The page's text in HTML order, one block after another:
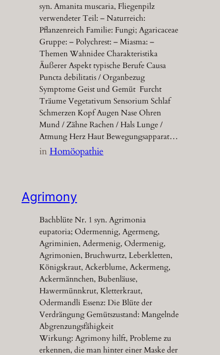
syn. Amanita muscaria, Fliegenpilz
verwendeter Teil: – Naturreich:
Pflanzenreich Familie: Fungi; Agaricaceae
Gruppe: – Polychrest: – Miasma: –
Themen Wahnidee Charakteristika
Äußerer Aspekt typische Berufe Causa
Puncta debilitatis / Organbezug
Symptome Geist und Gemüt Furcht
Träume Vegetativum Sensorium Schlaf
Schmerzen Kopf Augen Nase Ohren
Mund / Zähne Rachen / Hals Lunge /
Atmung Herz Haut Bewegungsapparat…
inHomöopathie
Agrimony
Bachblüte Nr. 1 syn. Agrimonia
eupatoria; Odermennig, Agermeng,
Agriminien, Adermenig, Odermenig,
Agrimonien, Bruchwurtz, Leberkletten,
Königskraut, Ackerblume, Ackermeng,
Ackermännchen, Bubenläuse,
Hawermünnkrut, Kletterkraut,
Odermandli Essenz: Die Blüte der
Verdrängung Gemütszustand: Mangelnde
Abgrenzungsfähigkeit
Wirkung: Agrimony hilft, Probleme zu
erkennen, die man hinter einer Maske der